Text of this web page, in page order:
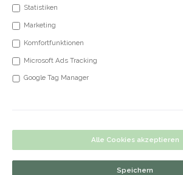
Belyfe
Christmas
Bildergalerie überspringen
Statistiken
Marketing
Komfortfunktionen
Microsoft Ads Tracking
Google Tag Manager
Alle Cookies akzeptieren
Speichern